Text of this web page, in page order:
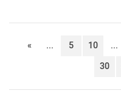
« ... 5 10 ...
30